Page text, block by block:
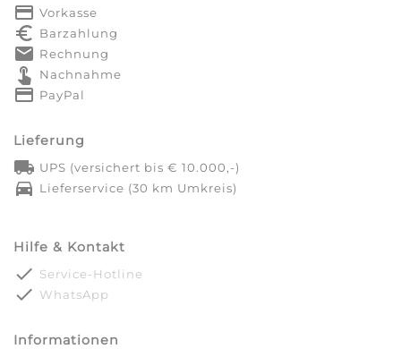
payment Vorkasse
euro_symbol Barzahlung
markunread Rechnung
touch_app Nachnahme
credit_card PayPal
Lieferung
local_shipping UPS (versichert bis € 10.000,-)
directions_car Lieferservice (30 km Umkreis)
Hilfe & Kontakt
done Service-Hotline
done WhatsApp
Informationen